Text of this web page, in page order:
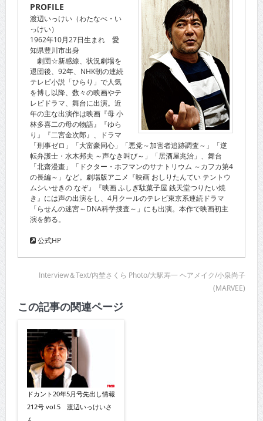
PROFILE
渡辺いっけい（わたなべ・い
っけい）
1962年10月27日生まれ 愛
知県豊川市出身
劇団☆新感線、状況劇場を
退団後、92年、NHK朝の連続
テレビ小説「ひらり」で人気
を博し以降、数々の映画やテ
レビドラマ、舞台に出演。近
年の主な出演作は映画『母 小
林多喜二の母の物語』『ゆら
り』『二宮金次郎』、ドラマ
「刑事ゼロ」「大富豪同心」「悪党～加害者追跡調査～」「逆
転弁護士・水木邦夫 ～声なき叫び～」「居酒屋兆治」、舞台
「北齋漫畫」「ドクター・ホフマンのサナトリウム ～カフカ第4
の長編～」など。劇場版アニメ『映画 おしりたんてい テントウ
ムシいせきの なぞ』『映画 ふしぎ駄菓子屋 銭天堂つりたい焼
き』には声の出演をし、4月クールのテレビ東京系連続ドラマ
「らせんの迷宮～DNA科学捜査～」にも出演。本作で映画初主
演を飾る。
公式HP
Interview＆Text/内埜さくら Photo/大駅寿一 ヘアメイク/小泉尚子
(MARVEE)
この記事の関連ページ
ドカント20年5月号先出し情報
212号 vol.5 渡辺いっけいさ